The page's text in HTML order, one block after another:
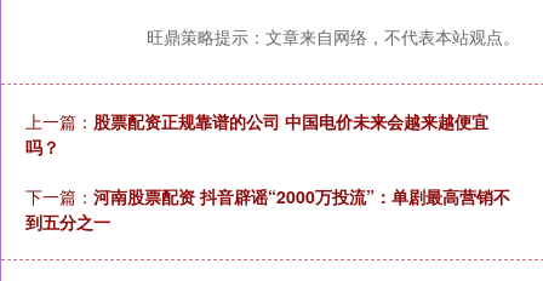
旺鼎策略提示：文章来自网络，不代表本站观点。
上一篇： 股票配资正规靠谱的公司 中国电价未来会越来越便宜
吗？
下一篇： 河南股票配资 抖音辟谣“2000万投流”：单剧最高营销不
到五分之一